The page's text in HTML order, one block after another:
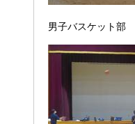
男子バスケット部